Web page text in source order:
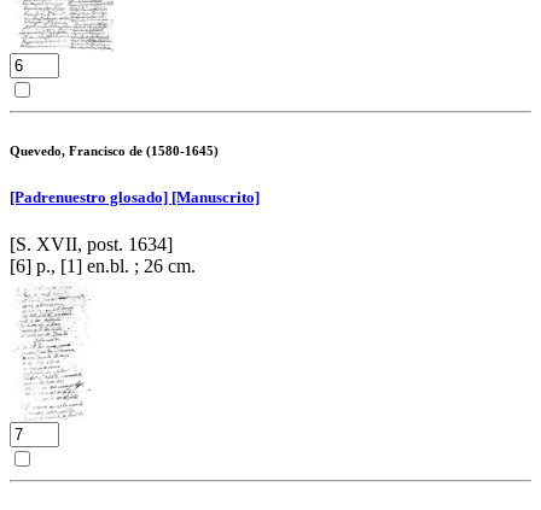
Quevedo, Francisco de (1580-1645)
[Padrenuestro glosado] [Manuscrito]
[S. XVII, post. 1634]
[6] p., [1] en.bl. ; 26 cm.